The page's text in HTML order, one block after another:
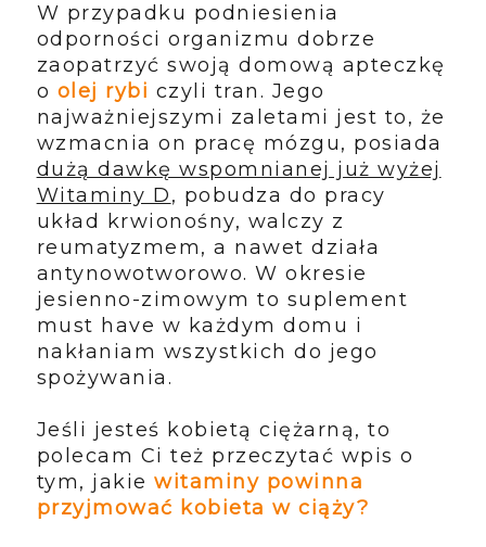
W przypadku podniesienia
odporności organizmu dobrze
zaopatrzyć swoją domową apteczkę
o olej rybi czyli tran. Jego
najważniejszymi zaletami jest to, że
wzmacnia on pracę mózgu, posiada
dużą dawkę wspomnianej już wyżej
Witaminy D, pobudza do pracy
układ krwionośny, walczy z
reumatyzmem, a nawet działa
antynowotworowo. W okresie
jesienno-zimowym to suplement
must have w każdym domu i
nakłaniam wszystkich do jego
spożywania.
Jeśli jesteś kobietą ciężarną, to
polecam Ci też przeczytać wpis o
tym, jakie witaminy powinna
przyjmować kobieta w ciąży?